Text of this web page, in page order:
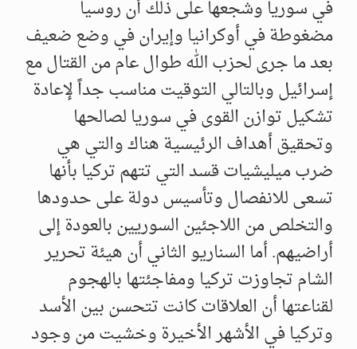
في سوريا وشجعها على ذلك أن روسيا
مضغوطة في أوكرانيا وإيران في وضع ضعيف
بعد ما جرى لحزب الله طوال عام من القتال مع
إسرائيل وبالتالي التوقيت مناسب جداً لإعادة
تشكيل توازن القوى في سوريا لصالحها
وتحقيق أهداف الرئيسية هناك والتي هي
ضرب ميليشيات قسد التي تتهم تركيا بأنها
تسعى للانفصال وتأسيس دولة على حدودها
والتخلص من اللاجئين السوريين بالعودة إلى
أراضيهم. أما السناريو الثاني أن هيئة تحرير
الشام تجاوزت تركيا ومفاجئتها بالهجوم
لقناعتها أن العلاقات كانت تتحسن بين الأسد
وتركيا في الأشهر الأخيرة وخشيت من وجود